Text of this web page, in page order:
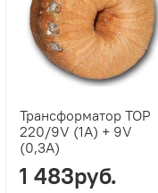
Трансформатор ТОР
220/9V (1A) + 9V
(0,3A)
1 483руб.